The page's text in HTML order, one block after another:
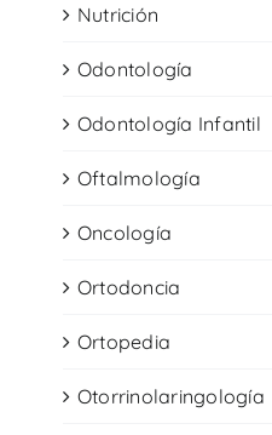
Nutrición
Odontología
Odontología Infantil
Oftalmología
Oncología
Ortodoncia
Ortopedia
Otorrinolaringología